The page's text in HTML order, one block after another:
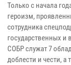
Только с начала
героизм,
сотрудника
государственных
СОБР служат 7
доблести и чести, а